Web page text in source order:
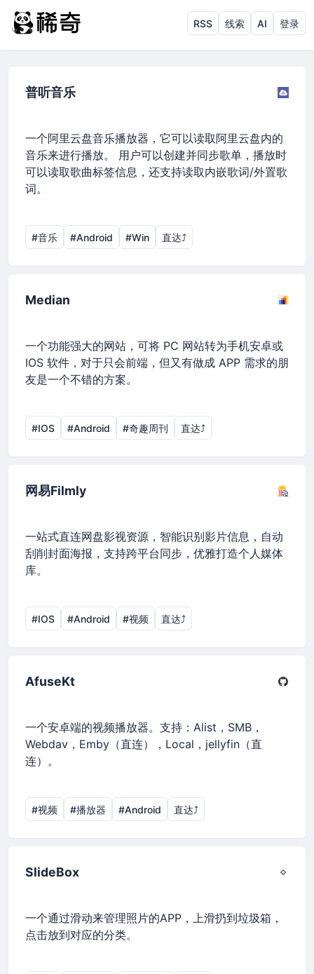
RSS 线索 AI 登录
普听音乐
一个阿里云盘音乐播放器，它可以读取阿里云盘内的
音乐来进行播放。 用户可以创建并同步歌单，播放时
可以读取歌曲标签信息，还支持读取内嵌歌词/外置歌
词。
#音乐 #Android #Win 直达⤴︎
Median
一个功能强大的网站，可将 PC 网站转为手机安卓或
IOS 软件，对于只会前端，但又有做成 APP 需求的朋
友是一个不错的方案。
#IOS #Android #奇趣周刊 直达⤴︎
网易Filmly
一站式直连网盘影视资源，智能识别影片信息，自动
刮削封面海报，支持跨平台同步，优雅打造个人媒体
库。
#IOS #Android #视频 直达⤴︎
AfuseKt
一个安卓端的视频播放器。支持：Alist，SMB，
Webdav，Emby（直连），Local，jellyfin（直
连）。
#视频 #播放器 #Android 直达⤴︎
SlideBox
一个通过滑动来管理照片的APP，上滑扔到垃圾箱，
点击放到对应的分类。